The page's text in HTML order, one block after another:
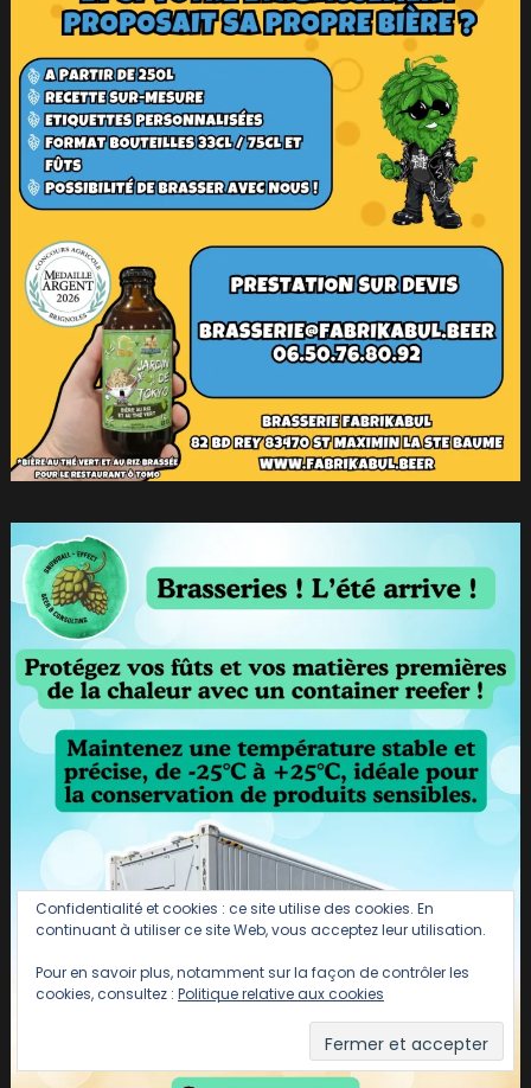
Confidentialité et cookies : ce site utilise des cookies. En
continuant à utiliser ce site Web, vous acceptez leur utilisation.
Pour en savoir plus, notamment sur la façon de contrôler les
cookies, consultez : Politique relative aux cookies